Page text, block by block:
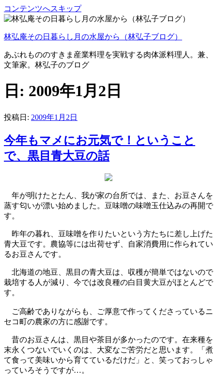
コンテンツへスキップ
林弘庵その日暮らし月の水屋から（林弘子ブログ）
あぶれもののすきま産業料理を実戦する肉体派料理人。兼、
文筆家。林弘子のブログ
日: 2009年1月2日
投稿日: 2009年1月2日
今年もマメにお元気で！ということ
で、黒目青大豆の話
年が明けたとたん、我が家の台所では、また、お豆さんを
蒸す匂いが漂い始めました。豆味噌の味噌玉仕込みの再開で
す。
昨年の暮れ、豆味噌を作りたいという方たちに差し上げた
青大豆です。農協等には出荷せず、自家消費用に作られてい
るお豆さんです。
北海道の地豆、黒目の青大豆は、収穫が簡単ではないので
栽培する人が減り、今では改良種の白目黄大豆がほとんどで
す。
ご高齢でありながらも、ご厚意で作ってくださっているニ
セコ町の農家の方に感謝です。
昔のお豆さんは、黒目や茶目が多かったのです。在来種を
末永くつないでいくのは、大変なご苦労だと思います。「煮
て食って美味いから育てているだけだ」と、笑っておっしゃ
っていろそうですが…。